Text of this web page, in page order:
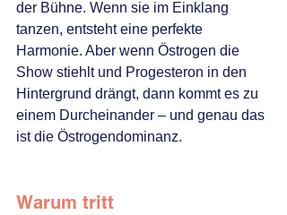
der Bühne. Wenn sie im Einklang
tanzen, entsteht eine perfekte
Harmonie. Aber wenn Östrogen die
Show stiehlt und Progesteron in den
Hintergrund drängt, dann kommt es zu
einem Durcheinander – und genau das
ist die Östrogendominanz.
Warum tritt